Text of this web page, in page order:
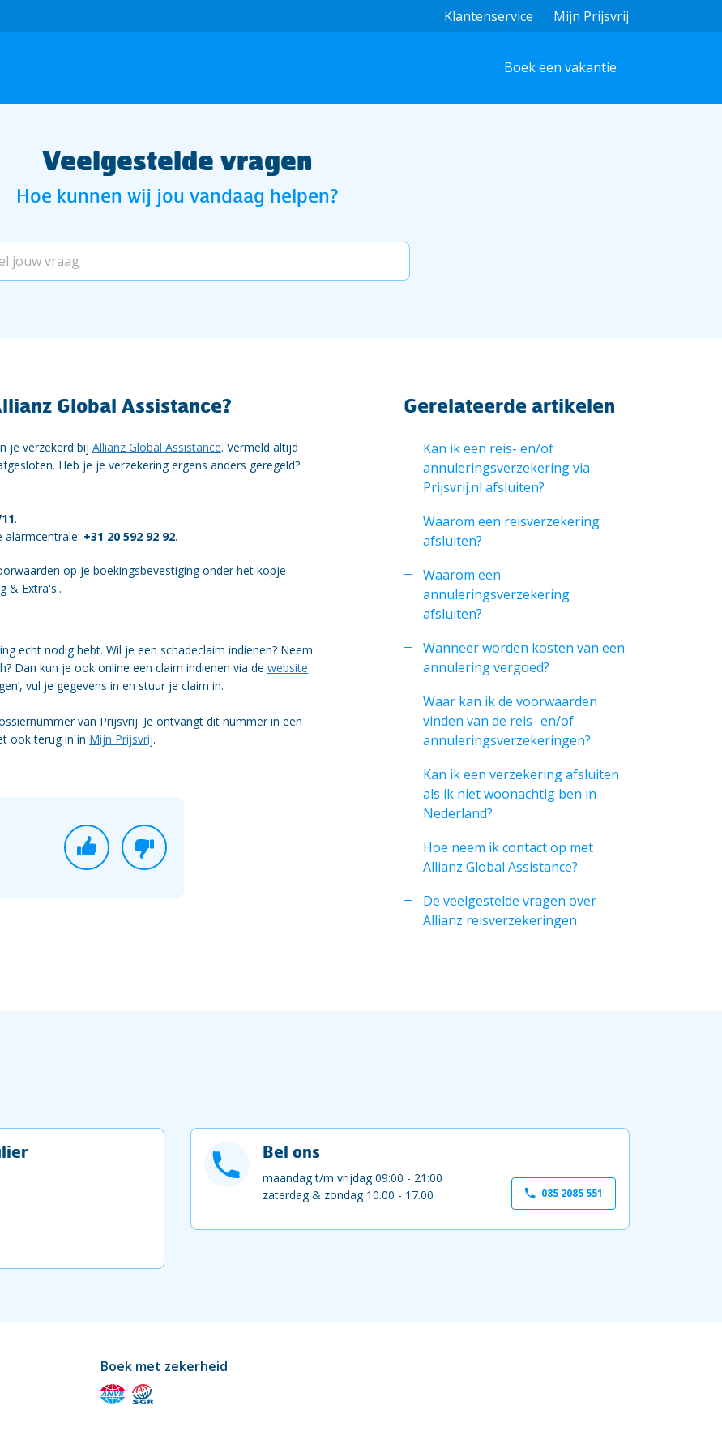
Klantenservice Mijn Prijsvrij
Boek een vakantie
Veelgestelde vragen
Hoe kunnen wij jou vandaag helpen?
Global Assistance?
je verzekerd bij Allianz Global Assistance. Vermeld altijd
Heb je je verzekering ergens anders geregeld?
.
alarmcentrale: +31 20 592 92 92.
op je boekingsbevestiging onder het kopje
& Extra's'.
echt nodig hebt. Wil je een schadeclaim indienen? Neem
Dan kun je ook online een claim indienen via de website
vul je gegevens in en stuur je claim in.
van Prijsvrij. Je ontvangt dit nummer in een
ook terug in in Mijn Prijsvrij.
Gerelateerde artikelen
Kan ik een reis- en/of
annuleringsverzekering via
Prijsvrij.nl afsluiten?
Waarom een reisverzekering
afsluiten?
Waarom een
annuleringsverzekering
afsluiten?
Wanneer worden kosten van een
annulering vergoed?
Waar kan ik de voorwaarden
vinden van de reis- en/of
annuleringsverzekeringen?
Kan ik een verzekering afsluiten
als ik niet woonachtig ben in
Nederland?
Hoe neem ik contact op met
Allianz Global Assistance?
De veelgestelde vragen over
Allianz reisverzekeringen
Bel ons
maandag t/m vrijdag 09:00 - 21:00
zaterdag & zondag 10.00 - 17.00
085 2085 551
Boek met zekerheid